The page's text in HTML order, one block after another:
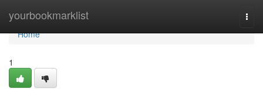
yourbookmarklist
Home
Home
1